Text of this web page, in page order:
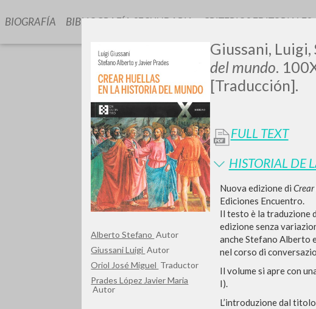
Alberto Stefano Autor
Giussani Luigi Autor
Oriol José Miguel Traductor
Prades López Javier Maria
Autor
Giussani,
del mundo.
[Traducción].
FULL TEXT
HISTORIAL DE
Nuova edizione di
Ediciones Encuentro.
Il testo è la traduzione
edizione senza
anche Stefano Alberto
nel corso di
Il volume si apre con
I).
L’introduzione dal titolo
BIOGRAFÍA BIBLIOGRAFÍA SECUNDARIA CRITERIOS EDITORIALES